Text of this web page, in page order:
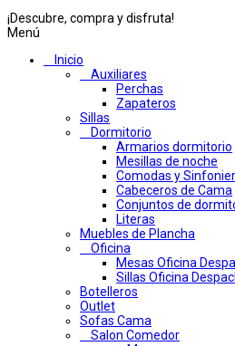
¡Descubre, compra y disfruta!
Menú
Inicio
Auxiliares
Perchas
Zapateros
Sillas
Dormitorio
Armarios dormitorio
Mesillas de noche
Comodas y
Cabeceros de Cama
Conjuntos de
Literas
Muebles de Plancha
Oficina
Mesas Oficina
Sillas Oficina
Botelleros
Outlet
Sofas Cama
Salon Comedor